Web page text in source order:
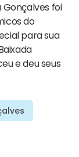
Gonçalves foi
do
para sua
e deu seus